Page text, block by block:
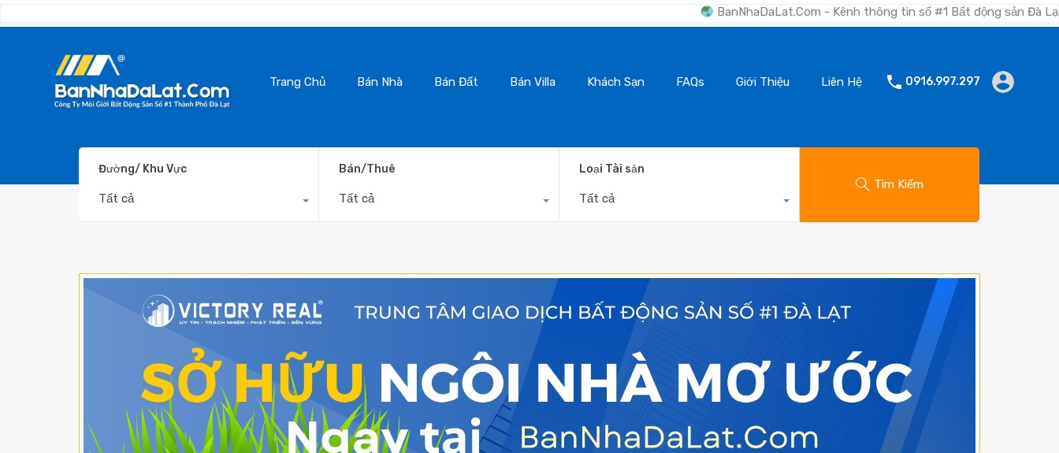
BanNhaDaLat.Com - Kênh thông tin số #1 Bất động sản Đà Lạt "Nơi bạn
Trang Chủ Bán Nhà Bán Đất Bán Villa Khách Sạn FAQs Giới Thiệu Liên Hệ 0916.997.297
Đường/ Khu Vực
Tất cả
Bán/Thuê
Tất cả
Loại Tài sản
Tất cả
Tìm Kiếm